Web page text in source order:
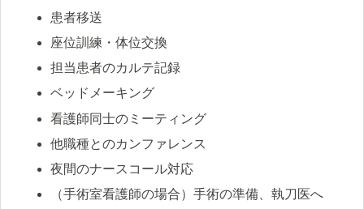
患者移送
座位訓練・体位交換
担当患者のカルテ記録
ベッドメーキング
看護師同士のミーティング
他職種とのカンファレンス
夜間のナースコール対応
（手術室看護師の場合）手術の準備、執刀医へ